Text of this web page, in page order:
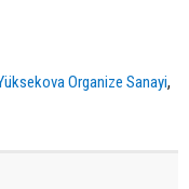
Organize Sanayi,